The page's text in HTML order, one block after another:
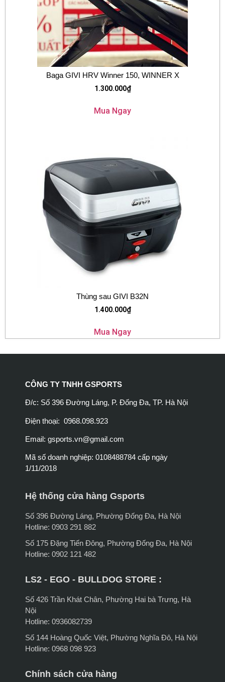
Baga GIVI HRV Winner 150, WINNER X
1.300.000₫
Mua Ngay
Thùng sau GIVI B32N
1.400.000₫
Mua Ngay
CÔNG TY TNHH GSPORTS
Đ/c: Số 396 Đường Láng, P. Đống Đa, TP. Hà Nội
Điện thoại: 0968.098.923
Email: gsports.vn@gmail.com
Mã số doanh nghiệp: 0108488784 cấp ngày
1/11/2018
Hệ thống cửa hàng Gsports
Số 396 Đường Láng, Phường Đống Đa, Hà Nội
Hotline: 0903 291 882
Số 175 Đặng Tiến Đông, Phường Đống Đa, Hà Nội
Hotline: 0902 121 482
LS2 - EGO - BULLDOG STORE :
Số 426 Trần Khát Chân, Phường Hai bà Trưng, Hà
Nội
Hotline: 0936082739
Số 144 Hoàng Quốc Việt, Phường Nghĩa Đô, Hà Nội
Hotline: 0968 098 923
Chính sách cửa hàng